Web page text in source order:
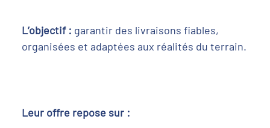
L’objectif : garantir des livraisons fiables,
organisées et adaptées aux réalités du terrain.
Leur offre repose sur :